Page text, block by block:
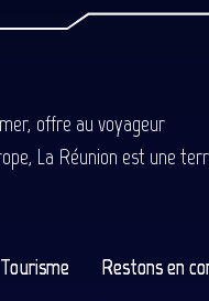
offre au voyageur
La Réunion est une
Restons en